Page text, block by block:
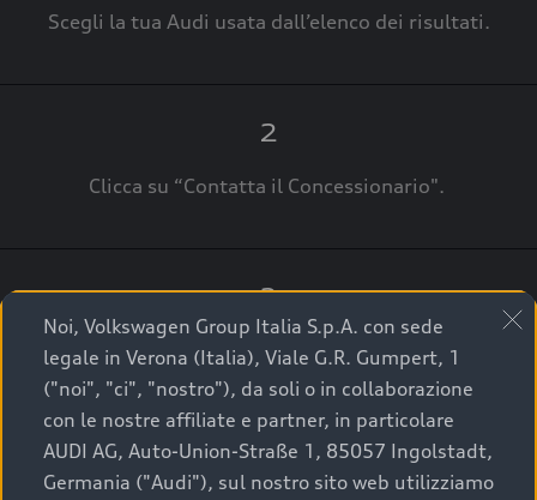
Scegli la tua Audi usata dall’elenco dei risultati.
2
Clicca su “Contatta il Concessionario".
3
A breve verrai ricontattato dal Customer Care
Audi Center o direttamente dal Concessionario
che ti supporterà per finalizzare la tua richiesta.
Noi, Volkswagen Group Italia S.p.A. con sede
legale in Verona (Italia), Viale G.R. Gumpert, 1
("noi", "ci", "nostro"), da soli o in collaborazione
con le nostre affiliate e partner, in particolare
AUDI AG, Auto-Union-Straße 1, 85057 Ingolstadt,
Germania ("Audi"), sul nostro sito web utilizziamo